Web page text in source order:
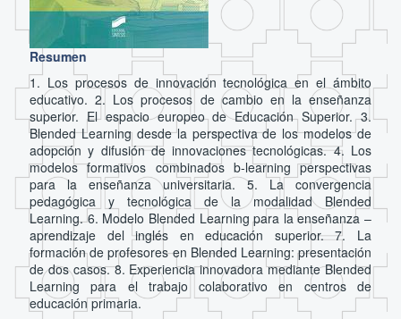
Resumen
1. Los procesos de innovación tecnológica en el ámbito
educativo. 2. Los procesos de cambio en la enseñanza
superior. El espacio europeo de Educación Superior. 3.
Blended Learning desde la perspectiva de los modelos de
adopción y difusión de innovaciones tecnológicas. 4. Los
modelos formativos combinados b-learning perspectivas
para la enseñanza universitaria. 5. La convergencia
pedagógica y tecnológica de la modalidad Blended
Learning. 6. Modelo Blended Learning para la enseñanza –
aprendizaje del inglés en educación superior. 7. La
formación de profesores en Blended Learning: presentación
de dos casos. 8. Experiencia innovadora mediante Blended
Learning para el trabajo colaborativo en centros de
educación primaria.